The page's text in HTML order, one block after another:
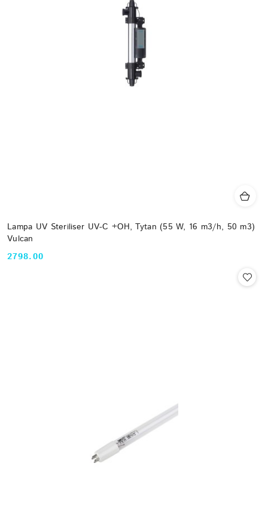
Lampa UV Steriliser UV-C +OH, Tytan (55 W, 16 m3/h, 50 m3)
Vulcan
Cena:
2798.00